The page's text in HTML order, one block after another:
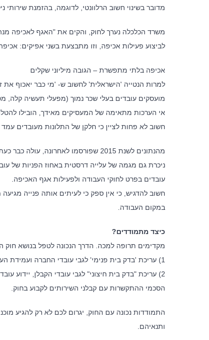
מדובר בשינוי חשוב הרלוונטי, לדוגמה, בהזמנת שירותי
משרד הכלכלה נערך לחוק, והקים את "האגף לאכיפה
לביצוע פעילות אכיפה, וזו מתבצעת בשני אפיקים:
אכיפה בלתי מתפשרת – הגובה מיליוני שקלים
מועסקים עובדים בעלי שכר נמוך (מפעלי תעשיה קלה,
אי הערכות מתאימה של המעסיקים מאידך, הובילו להטלת קנסות על למעלה מ- 500 בתי
חשוב לא פחות לציין כי חלקן של התלונות מעובדים עמד על 35% בלבד, היתר – פעילות יזומה של אגף
מהנתונים לשנת 2015 שפורסמו
ניכרת גם מגמה של עלייה דרסטית באחוז הפניות של
עובדים בפרט לחוקי העבודה ולפעילות אגף האכיפה.
חשוב להדגיש, כי אין ספק כי לעיתים אותה פנייה
במקום העבודה.
כיצד מתמודדים?
מקדימים תרופה למכה. הדרך הנכונה לטפל בנושא
1) עריכת 'בדק בית פנימי' לגבי עובדי החברה ועמידת העסקתם בתנאי החוק
2) עריכת "בדק בית חיצוני" לגבי עובדי הקבלן, יידוע
הסכמי ההתקשרות עם קבלני השירותים לקבוע בחוק.
התמודדות נכונה עם החוק, יגרום לכם לא רק להגיע
ותנאיהם.
לצד